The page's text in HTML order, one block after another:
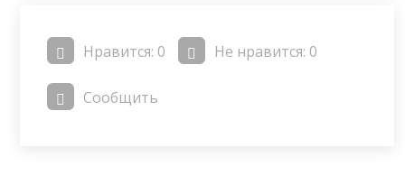
Нравится: 0 Не нравится: 0
Сообщить